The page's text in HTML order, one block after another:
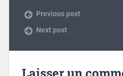
Previous post
Next post